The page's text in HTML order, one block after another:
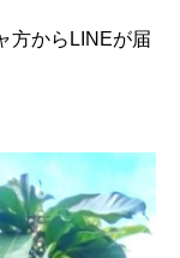
方からLINEが届